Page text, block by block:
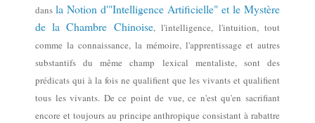
dans la Notion d'"Intelligence Artificielle" et le Mystère
de la Chambre Chinoise, l'intelligence, l'intuition,tout
comme la connaissance, la mémoire, l'apprentissage et autres
substantifs du même champ lexical mentaliste, sont des
prédicats qui à la fois ne qualifient que les vivants et qualifient
tous les vivants. De ce point de vue, ce n'est qu'ensacrifiant
encore et toujours au principe anthropique consistant à rabattre